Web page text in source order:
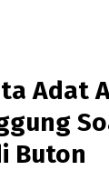
Adat
Buton